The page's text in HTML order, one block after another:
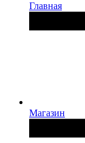
Главная
Магазин